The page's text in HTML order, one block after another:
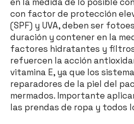
con factor de protección
(SPF) y UVA, deben ser
duración y contener en la
factores hidratantes y
refuercen la acción
vitamina E, ya que los
reparadores de la piel del
mermados. Importante
las prendas de ropa y todos